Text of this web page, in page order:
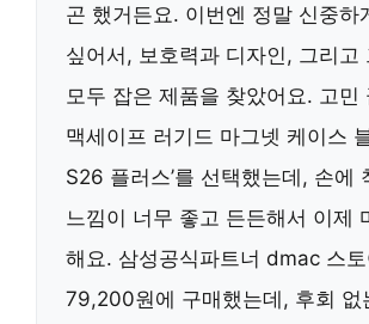
곤 했거든요. 이번엔 정말 신중하
싶어서, 보호력과 디자인, 그리고
모두 잡은 제품을 찾았어요. 고민
맥세이프 러기드 마그넷 케이스
S26 플러스’를 선택했는데, 손에
느낌이 너무 좋고 든든해서 이제
해요. 삼성공식파트너 dmac 스토
79,200원에 구매했는데, 후회 없